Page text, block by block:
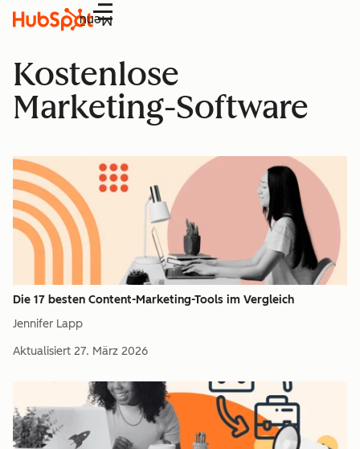
Menü
Kostenlose
Marketing-Software
Die 17 besten Content-Marketing-Tools im Vergleich
Jennifer Lapp
Aktualisiert 27. März 2026